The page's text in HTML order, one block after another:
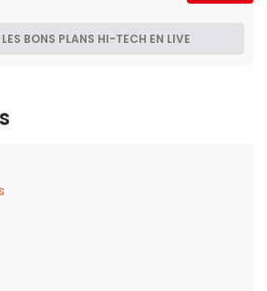
BONS PLANS HI-TECH EN LIVE